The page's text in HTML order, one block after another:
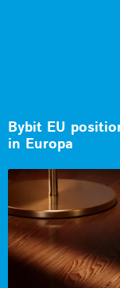
Bybit EU
in Europa